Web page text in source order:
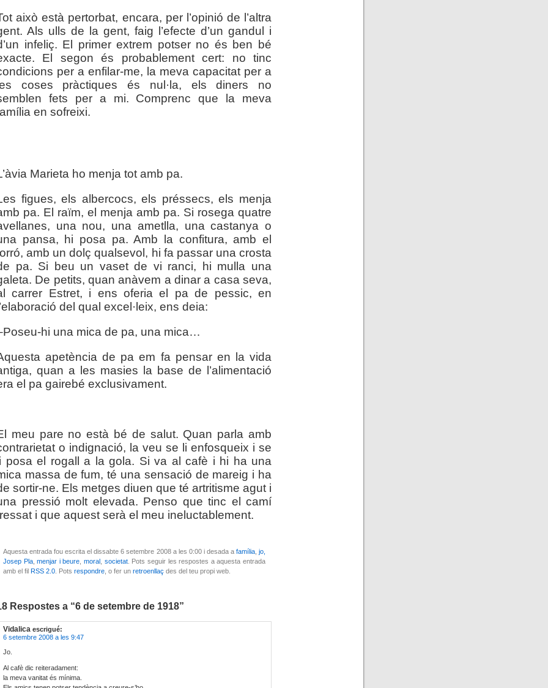
això està pertorbat, encara, per l’opinió de l’altra
Als ulls de la gent, faig l’efecte d’un gandul i
infeliç. El primer extrem potser no és ben bé
El segon és probablement cert: no tinc
per a enfilar-me, la meva capacitat per a
coses pràctiques és nul·la, els diners no
fets per a mi. Comprenc que la meva
en sofreixi.
Marieta ho menja tot amb pa.
figues, els albercocs, els préssecs, els menja
pa. El raïm, el menja amb pa. Si rosega quatre
una nou, una ametlla, una castanya o
pansa, hi posa pa. Amb la confitura, amb el
amb un dolç qualsevol, hi fa passar una crosta
pa. Si beu un vaset de vi ranci, hi mulla una
De petits, quan anàvem a dinar a casa seva,
carrer Estret, i ens oferia el pa de pessic, en
del qual excel·leix, ens deia:
hi una mica de pa, una mica…
apetència de pa em fa pensar en la vida
quan a les masies la base de l’alimentació
el pa gairebé exclusivament.
meu pare no està bé de salut. Quan parla amb
o indignació, la veu se li enfosqueix i se
posa el rogall a la gola. Si va al cafè i hi ha una
massa de fum, té una sensació de mareig i ha
sortir-ne. Els metges diuen que té artritisme agut i
pressió molt elevada. Penso que tinc el camí
i que aquest serà el meu ineluctablement.
Aquesta entrada fou escrita el dissabte 6 setembre 2008 a les 0:00 i desada a família, jo,
Josep Pla,menjar i beure ,moral societat. Pots seguir les respostes a aquesta entrada
amb el fil RSS 2.0 . Pots respondre , o fer un retroenllaç des del teu propi web.
Respostes a “6 de setembre de 1918”
Vidalica escrigué:
6 setembre 2008 a les 9:47
Jo.
Al cafè dic reiteradament:
la meva vanitat és mínima.